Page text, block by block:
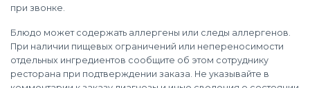
при звонке.
Блюдо может содержать аллергены или следы аллергенов.
При наличии пищевых ограничений или непереносимости
отдельных ингредиентов сообщите об этом сотруднику
ресторана при подтверждении заказа. Не указывайте в